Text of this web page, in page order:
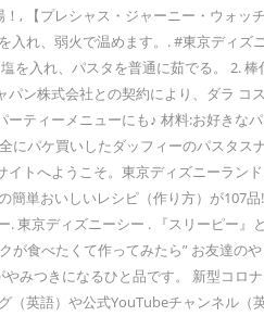
, 【プレシャス・ジャーニー・ウォ
入れ、弱火で温めます。. #東京ディ
を入れ、パスタを普通に茹でる。 2.
ン株式会社との契約により、ダラ
ティーメニューにも♪ 材料:お好き
にパケ買いしたダッフィーのパスタ
トへようこそ。東京ディズニーラ
単おいしいレシピ（作り方）が107
東京ディズニーシー . 『スリーピー
が食べたくて作ってみたら” お友達
みつきになるひと品です。 新型コ
（英語）や公式YouTubeチャンネル